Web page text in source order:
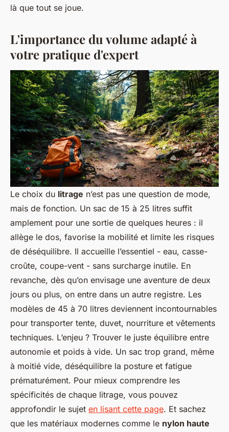
là que tout se joue.
L'importance du volume adapté à
votre pratique d'expert
Le choix du litrage n’est pas une question de mode,
mais de fonction. Un sac de 15 à 25 litres suffit
amplement pour une sortie de quelques heures : il
allège le dos, favorise la mobilité et limite les risques
de déséquilibre. Il accueille l’essentiel - eau, casse-
croûte, coupe-vent - sans surcharge inutile. En
revanche, dès qu’on envisage une aventure de deux
jours ou plus, on entre dans un autre registre. Les
modèles de 45 à 70 litres deviennent incontournables
pour transporter tente, duvet, nourriture et vêtements
techniques. L’enjeu ? Trouver le juste équilibre entre
autonomie et poids à vide. Un sac trop grand, même
à moitié vide, déséquilibre la posture et fatigue
prématurément. Pour mieux comprendre les
spécificités de chaque litrage, vous pouvez
approfondir le sujet en lisant cette page. Et sachez
que les matériaux modernes comme le nylon haute